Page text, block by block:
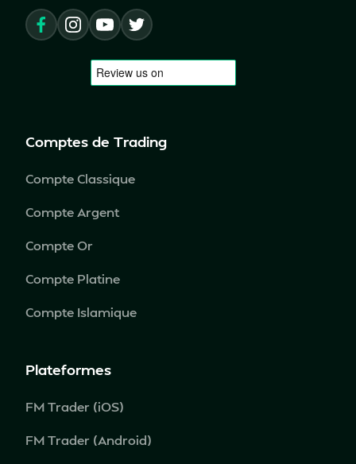
Comptes de Trading
Compte Classique
Compte Argent
Compte Or
Compte Platine
Compte Islamique
Plateformes
FM Trader (iOS)
FM Trader (Android)